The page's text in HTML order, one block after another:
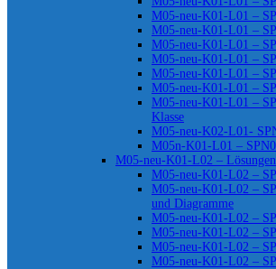
M05-neu-K01-L01 –
M05-neu-K01-L01 –
M05-neu-K01-L01 –
M05-neu-K01-L01 –
M05-neu-K01-L01 –
M05-neu-K01-L01 –
M05-neu-K01-L01 –
Klasse
M05-neu-K02-L01-
M05n-K01-L01 –
M05-neu-K01-L02 – Lösungen
M05-neu-K01-L02 –
M05-neu-K01-L02 –
und Diagramme
M05-neu-K01-L02 –
M05-neu-K01-L02 –
M05-neu-K01-L02 –
M05-neu-K01-L02 –